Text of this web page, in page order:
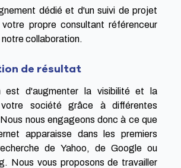
dédié et d'un suivi de projet
propre consultant référenceur
collaboration.
de résultat
est d'augmenter la visibilité et la
société grâce à différentes
nous engageons donc à ce que
apparaisse dans les premiers
de Yahoo, de Google ou
Nous vous proposons de travailler